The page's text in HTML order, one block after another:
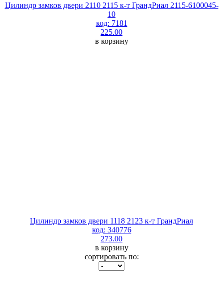
Цилиндр замков двери 2110 2115 к-т ГрандРиал 2115-6100045-
10
код: 7181
225.00
в корзину
Цилиндр замков двери 1118 2123 к-т ГрандРиал
код: 340776
273.00
в корзину
сортировать по: